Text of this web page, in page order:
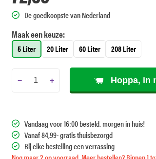
De goedkoopste van Nederland
Maak een keuze:
5 Liter 20 Liter 60 Liter 208 Liter
− + Hoppa, in
Vandaag voor 16:00 besteld. morgen in huis!
Vanaf 84,99- gratis thuisbezorgd
Bij elke bestelling een verrassing